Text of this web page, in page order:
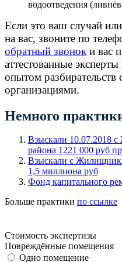
водоотведения
Если это ваш случай
на вас, звоните по
обратный звонок и вас
аттестованные
опытом
организациями.
Немного
Взыскали 10.07.2018
района 1221 000 руб
Взыскали c
1,5 миллиона руб
Фонд капитального
Больше практики по ссылке
Стоимость экспертизы
Повреждённые помещения
Одно помещение